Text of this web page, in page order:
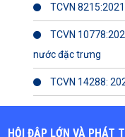
TCVN
TCVN
nước đặc trưng
TCVN 14288:
HỘI ĐẬP LỚN VÀ PHÁT